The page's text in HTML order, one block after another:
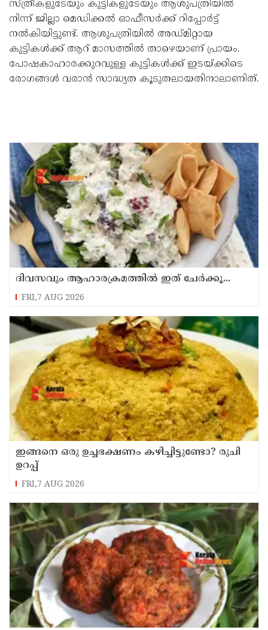
സ്ത്രീകളുടേയും കുട്ടികളുടേയും ആശുപത്രിയില്‍
നിന്ന് ജില്ലാ മെഡിക്കല്‍ ഓഫീസർക്ക് റിപ്പോർട്ട്
നല്‍കിയിട്ടുണ്ട്. ആശുപത്രിയില്‍ അഡ്‌മിറ്റായ
കുട്ടികള്‍ക്ക് ആറ് മാസത്തില്‍ താഴെയാണ് പ്രായം.
പോഷകാഹാരക്കുറവുള്ള കുട്ടികള്‍ക്ക് ഇടയ്ക്കിടെ
രോഗങ്ങള്‍ വരാൻ സാദ്ധ്യത കൂടുതലായതിനാലാണിത്.
ദിവസവും ആഹാരക്രമത്തിൽ ഇത് ചേർക്കൂ...
FRI,7 AUG 2026
ഇങ്ങനെ ഒരു ഉച്ചഭക്ഷണം കഴിച്ചിട്ടുണ്ടോ? രുചി
ഉറപ്പ്
FRI,7 AUG 2026